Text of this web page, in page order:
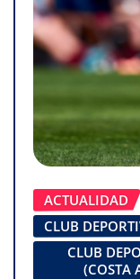
ACTUALIDAD
CLUB
CLUB
(COSTA